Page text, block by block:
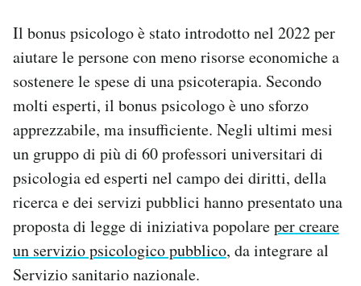
Il bonus psicologo è stato introdotto nel 2022 per
aiutare le persone con meno risorse economiche a
sostenere le spese di una psicoterapia. Secondo
molti esperti, il bonus psicologo è uno sforzo
apprezzabile, ma insufficiente. Negli ultimi mesi
un gruppo di più di 60 professori universitari di
psicologia ed esperti nel campo dei diritti, della
ricerca e dei servizi pubblici hanno presentato una
proposta di legge di iniziativa popolareper creare
un servizio psicologico pubblico, da integrare al
Servizio sanitario nazionale.